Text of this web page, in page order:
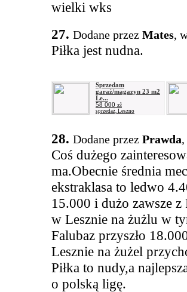
wielki wks
27. Dodane przez Mates,
Piłka jest nudna.
Sprzedam
garaż/magazyn 23 m2
Le...
58 000 zł
sprzedaż, Leszno
28. Dodane przez Prawda
Coś dużego
ma.Obecnie średnia
ekstraklasa to ledwo
15.000 i dużo zawsze z
w Lesznie na żużlu w
Falubaz przyszło
Lesznie na żużel
Piłka to nudy,a
o polską ligę.